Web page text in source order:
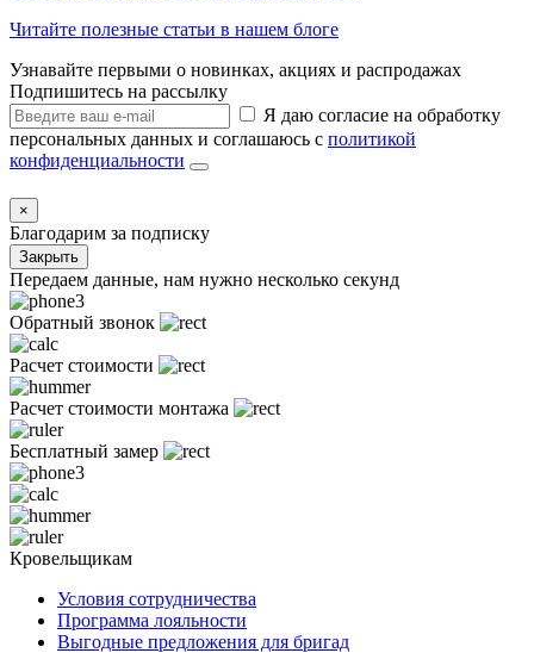
Читайте полезные статьи в нашем блоге
Узнавайте первыми о новинках, акциях и распродажах
Подпишитесь на рассылку
Я даю согласие на обработку
персональных данных и соглашаюсь с политикой
конфиденциальности
×
Благодарим за подписку
Закрыть
Передаем данные, нам нужно несколько секунд
Обратный звонок
Расчет стоимости
Расчет стоимости монтажа
Бесплатный замер
Кровельщикам
Условия сотрудничества
Программа лояльности
Выгодные предложения для бригад